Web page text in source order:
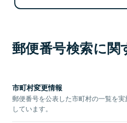
郵便番号検索に関
市町村変更情報
郵便番号を公表した市町村の一覧を
しています。